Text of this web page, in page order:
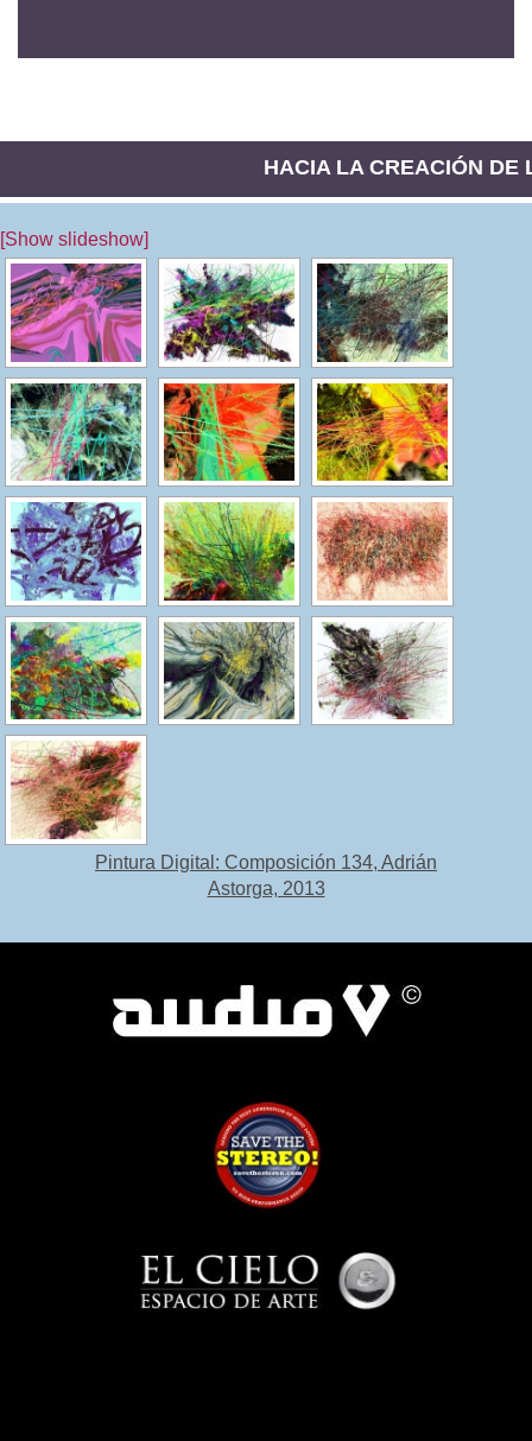
HACIA LA CREACIÓN DE LA
[Show slideshow]
Pintura Digital: Composición 134, Adrián
Astorga, 2013